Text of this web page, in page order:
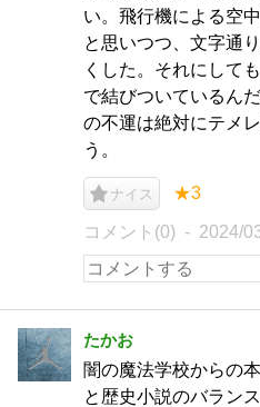
い。飛行機による空
と思いつつ、文字通
くした。それにして
で結びついているん
の不運は絶対にテメ
う。
ナイス ★3
コメント(0) 2024/
たかお
闇の魔法学校からの
と歴史小説のバラン